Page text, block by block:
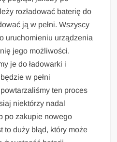
rozładować baterię do
ją w pełni. Wszyscy
uruchomieniu urządzenia
jego możliwości.
je do ładowarki i
w pełni
ten proces
niektórzy nadal
po zakupie nowego
to duży błąd, który może